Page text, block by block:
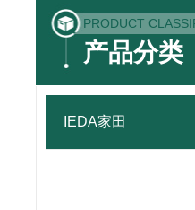
PRODUCT
产品分类
IEDA家田